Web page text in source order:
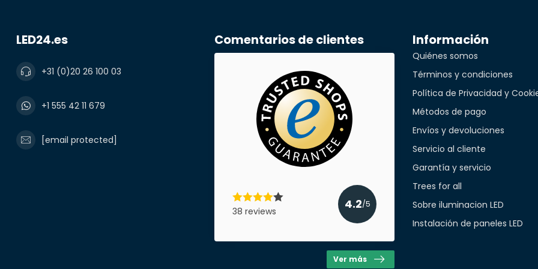
Sólo se ha probado brevemente
Sólo probado brevemente, todo fue
desgracia no puedo decir nada más al
1/26/2026
Ergun Sahin
1/21/2026
Ayhan Turan
Enviado el
Enviado el
Número de teléfono*
Nombre de la empresa
Notas
LED24.es
+31 (0)20 26 100 03
+1 555 42 11 679
[email protected]
Comentarios de clientes
38 reviews
4.2/5
Ver más
Información
Quiénes somos
Términos y condiciones
Política de Privacidad y
Métodos de pago
Envíos y devoluciones
Servicio al cliente
Garantía y servicio
Trees for all
Sobre iluminacion LED
Instalación de paneles LED